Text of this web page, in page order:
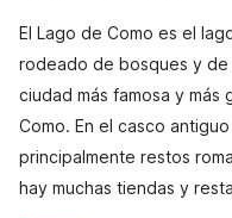
El Lago de Como es el
rodeado de bosques y de
ciudad más famosa y
Como. En el casco
principalmente restos
hay muchas tiendas y